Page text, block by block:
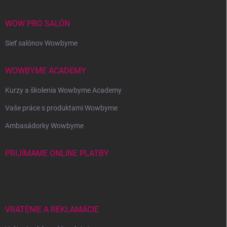
WOW PRO SALÓN
Sieť salónov Wowbyme
WOWBYME ACADEMY
Kurzy a školenia Wowbyme Academy
Vaše práce s produktami Wowbyme
Ambasádorky Wowbyme
PRIJÍMAME ONLINE PLATBY
VRÁTENIE A REKLAMÁCIE